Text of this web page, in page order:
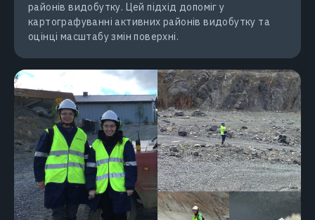
районів видобутку. Цей підхід допоміг у
картографуванні активних районів видобутку та
оцінці масштабу змін поверхні.